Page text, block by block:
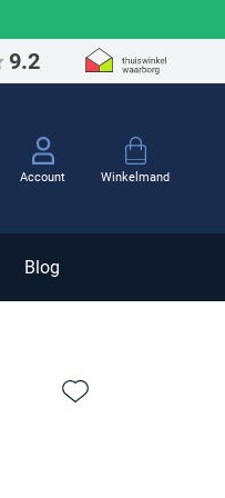
9.2
Winkelmand
Blog
Account
Zet bij favorieten